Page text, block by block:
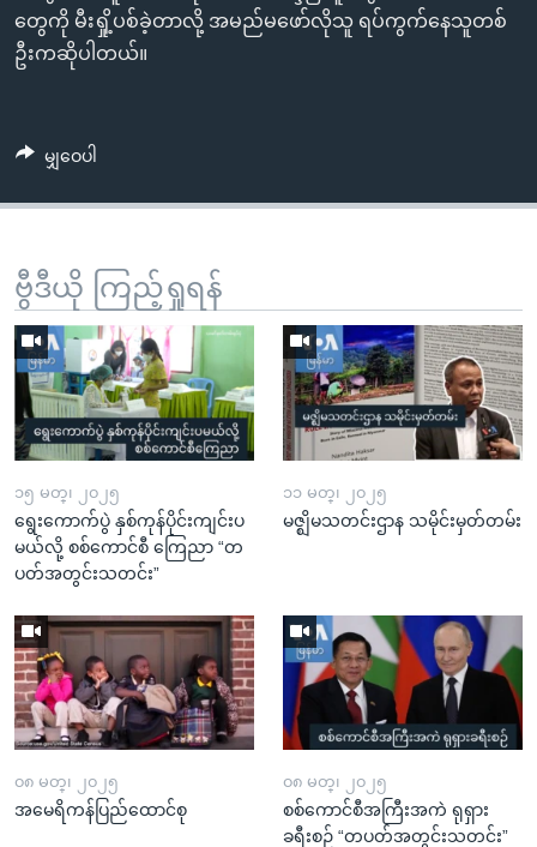
တွေကို မီးရှို့ပစ်ခဲ့တာလို့ အမည်မဖော်လိုသူ ရပ်ကွက်နေသူတစ်
ဦးကဆိုပါတယ်။
မျှဝေပါ
ဗွီဒီယို ကြည့်ရှုရန်
၁၅ မတ္၊ ၂၀၂၅
ရွေးကောက်ပွဲ နှစ်ကုန်ပိုင်းကျင်းပ
မယ်လို့ စစ်ကောင်စီ ကြေညာ “တ
ပတ်အတွင်းသတင်း”
၁၁ မတ္၊ ၂၀၂၅
မဇ္ဈိမသတင်းဌာန သမိုင်းမှတ်တမ်း
၀၈ မတ္၊ ၂၀၂၅
အမေရိကန်ပြည်ထောင်စု
၀၈ မတ္၊ ၂၀၂၅
စစ်ကောင်စီအကြီးအကဲ ရုရှား
ခရီးစဉ် “တပတ်အတွင်းသတင်း”